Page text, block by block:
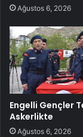
Ağustos 6, 2026
Engelli Gençler
Askerlikte
Ağustos 6, 2026